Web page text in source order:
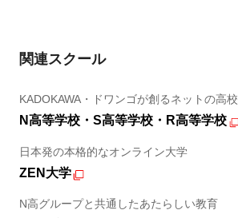
関連スクール
KADOKAWA・ドワンゴが創るネットの高校
N高等学校・S高等学校・R高等学校
日本発の本格的なオンライン大学
ZEN大学
N高グループと共通したあたらしい教育